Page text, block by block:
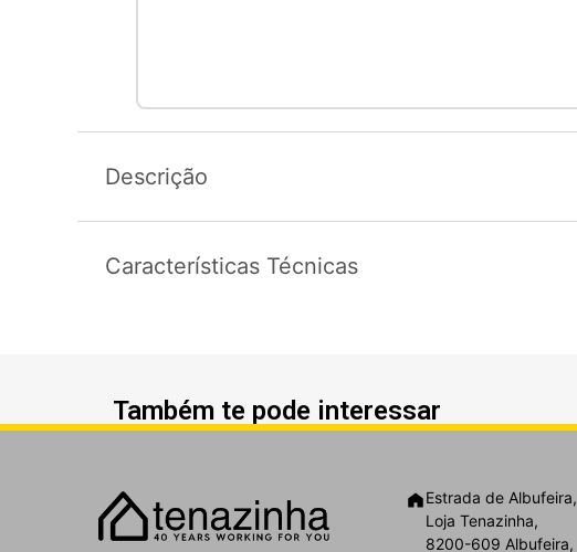
Descrição
Características Técnicas
Também te pode interessar
Estrada de Albufeira,
Loja Tenazinha,
8200-609 Albufeira,